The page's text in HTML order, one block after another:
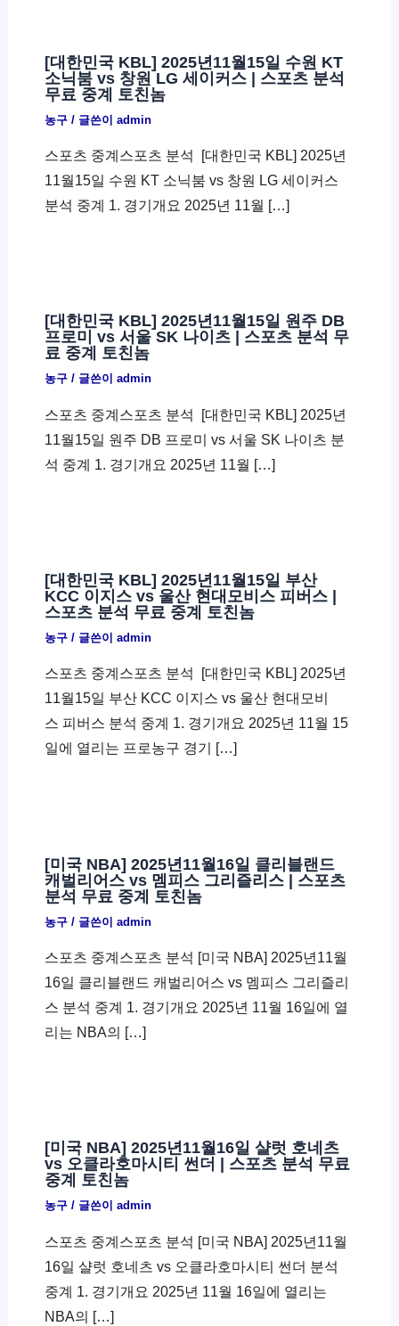
[대한민국 KBL] 2025년11월15일 수원 KT
소닉붐 vs 창원 LG 세이커스 | 스포츠 분석
무료 중계 토친놈
농구/ 글쓴이 admin
스포츠 중계스포츠 분석 ​ [대한민국 KBL] 2025년
11월15일 수원 KT 소닉붐 vs 창원 LG 세이커스
분석 중계 1. 경기개요 2025년 11월 […]
[대한민국 KBL] 2025년11월15일 원주 DB
프로미 vs 서울 SK 나이츠 | 스포츠 분석 무
료 중계 토친놈
농구/ 글쓴이 admin
스포츠 중계스포츠 분석 ​ [대한민국 KBL] 2025년
11월15일 원주 DB 프로미 vs 서울 SK 나이츠 분
석 중계 1. 경기개요 2025년 11월 […]
[대한민국 KBL] 2025년11월15일 부산
KCC 이지스 vs 울산 현대모비스 피버스 |
스포츠 분석 무료 중계 토친놈
농구/ 글쓴이 admin
스포츠 중계스포츠 분석 ​ [대한민국 KBL] 2025년
11월15일 부산 KCC 이지스 vs 울산 현대모비
스 피버스 분석 중계 1. 경기개요 2025년 11월 15
일에 열리는 프로농구 경기 […]
[미국 NBA] 2025년11월16일 클리블랜드
캐벌리어스 vs 멤피스 그리즐리스 | 스포츠
분석 무료 중계 토친놈
농구/ 글쓴이 admin
스포츠 중계스포츠 분석 [미국 NBA] 2025년11월
16일 클리블랜드 캐벌리어스 vs 멤피스 그리즐리
스 분석 중계 1. 경기개요 2025년 11월 16일에 열
리는 NBA의 […]
[미국 NBA] 2025년11월16일 샬럿 호네츠
vs 오클라호마시티 썬더 | 스포츠 분석 무료
중계 토친놈
농구/ 글쓴이 admin
스포츠 중계스포츠 분석 [미국 NBA] 2025년11월
16일 샬럿 호네츠 vs 오클라호마시티 썬더 분석
중계 1. 경기개요 2025년 11월 16일에 열리는
NBA의 […]